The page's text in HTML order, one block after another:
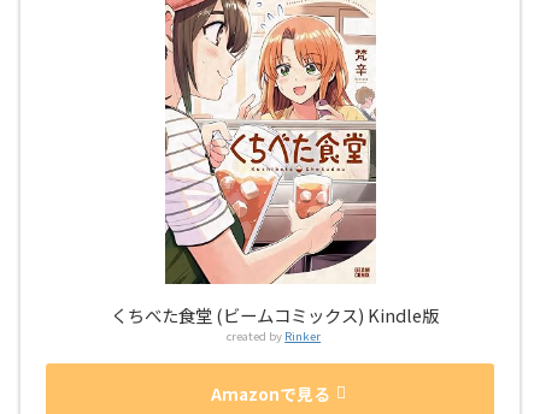
くちべた食堂 (ビームコミックス) Kindle版
created by Rinker
Amazonで見る